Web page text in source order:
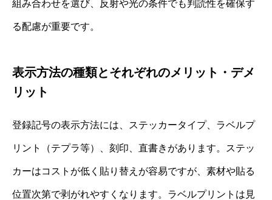
組み合わせを選び、反射や光の条件でも判読性を確保す
る配慮が重要です。
表示方法の種類とそれぞれのメリット・デメ
リット
登録記号の表示方法には、ステッカータイプ、ラベルプ
リント（テプラ等）、刻印、直書きがあります。ステッ
カーはコストが低く貼り替えが容易ですが、素材や貼る
位置次第で剥がれやすくなります。ラベルプリントは見